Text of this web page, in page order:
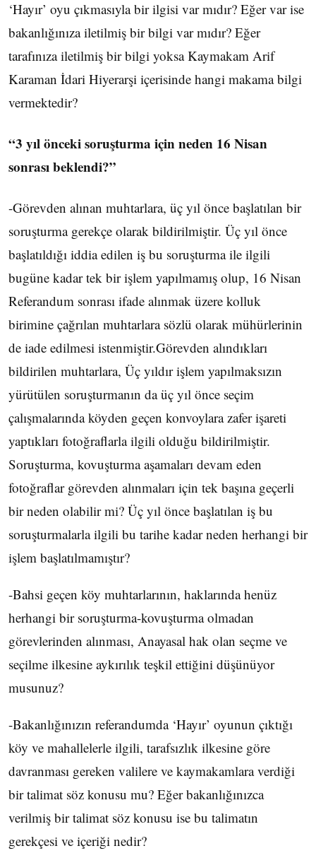
‘Hayır’ oyu çıkmasıyla bir ilgisi var mıdır? Eğer var ise
bakanlığınıza iletilmiş bir bilgi var mıdır? Eğer
tarafınıza iletilmiş bir bilgi yoksa Kaymakam Arif
Karaman İdari Hiyerarşi içerisinde hangi makama bilgi
vermektedir?
“3 yıl önceki soruşturma için neden 16 Nisan
sonrası beklendi?”
-Görevden alınan muhtarlara, üç yıl önce başlatılan bir
soruşturma gerekçe olarak bildirilmiştir. Üç yıl önce
başlatıldığı iddia edilen iş bu soruşturma ile ilgili
bugüne kadar tek bir işlem yapılmamış olup, 16 Nisan
Referandum sonrası ifade alınmak üzere kolluk
birimine çağrılan muhtarlara sözlü olarak mühürlerinin
de iade edilmesi istenmiştir.Görevden alındıkları
bildirilen muhtarlara, Üç yıldır işlem yapılmaksızın
yürütülen soruşturmanın da üç yıl önce seçim
çalışmalarında köyden geçen konvoylara zafer işareti
yaptıkları fotoğraflarla ilgili olduğu bildirilmiştir.
Soruşturma, kovuşturma aşamaları devam eden
fotoğraflar görevden alınmaları için tek başına geçerli
bir neden olabilir mi? Üç yıl önce başlatılan iş bu
soruşturmalarla ilgili bu tarihe kadar neden herhangi bir
işlem başlatılmamıştır?
-Bahsi geçen köy muhtarlarının, haklarında henüz
herhangi bir soruşturma-kovuşturma olmadan
görevlerinden alınması, Anayasal hak olan seçme ve
seçilme ilkesine aykırılık teşkil ettiğini düşünüyor
musunuz?
-Bakanlığınızın referandumda ‘Hayır’ oyunun çıktığı
köy ve mahallelerle ilgili, tarafsızlık ilkesine göre
davranması gereken valilere ve kaymakamlara verdiği
bir talimat söz konusu mu? Eğer bakanlığınızca
verilmiş bir talimat söz konusu ise bu talimatın
gerekçesi ve içeriği nedir?